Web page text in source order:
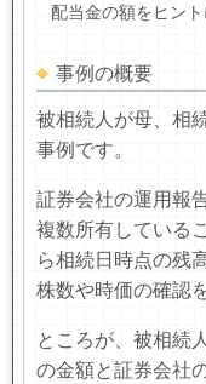
配当金の額をヒン
事例の概要
被相続人が母、相
事例です。
証券会社の運用報
複数所有している
ら相続日時点の残
株数や時価の確認
ところが、被相続
の金額と証券会社